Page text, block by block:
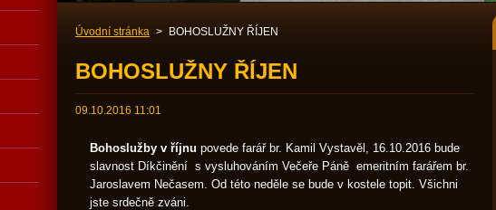
Úvodní stránka > BOHOSLUŽNY ŘÍJEN
BOHOSLUŽNY ŘÍJEN
09.10.2016 11:01
Bohoslužby v říjnu povede farář br. Kamil Vystavěl, 16.10.2016 bude
slavnost Díkčinění s vysluhováním Večeře Páně emeritním farářem br.
Jaroslavem Nečasem. Od této neděle se bude v kostele topit. Všichni
jste srdečně zváni.